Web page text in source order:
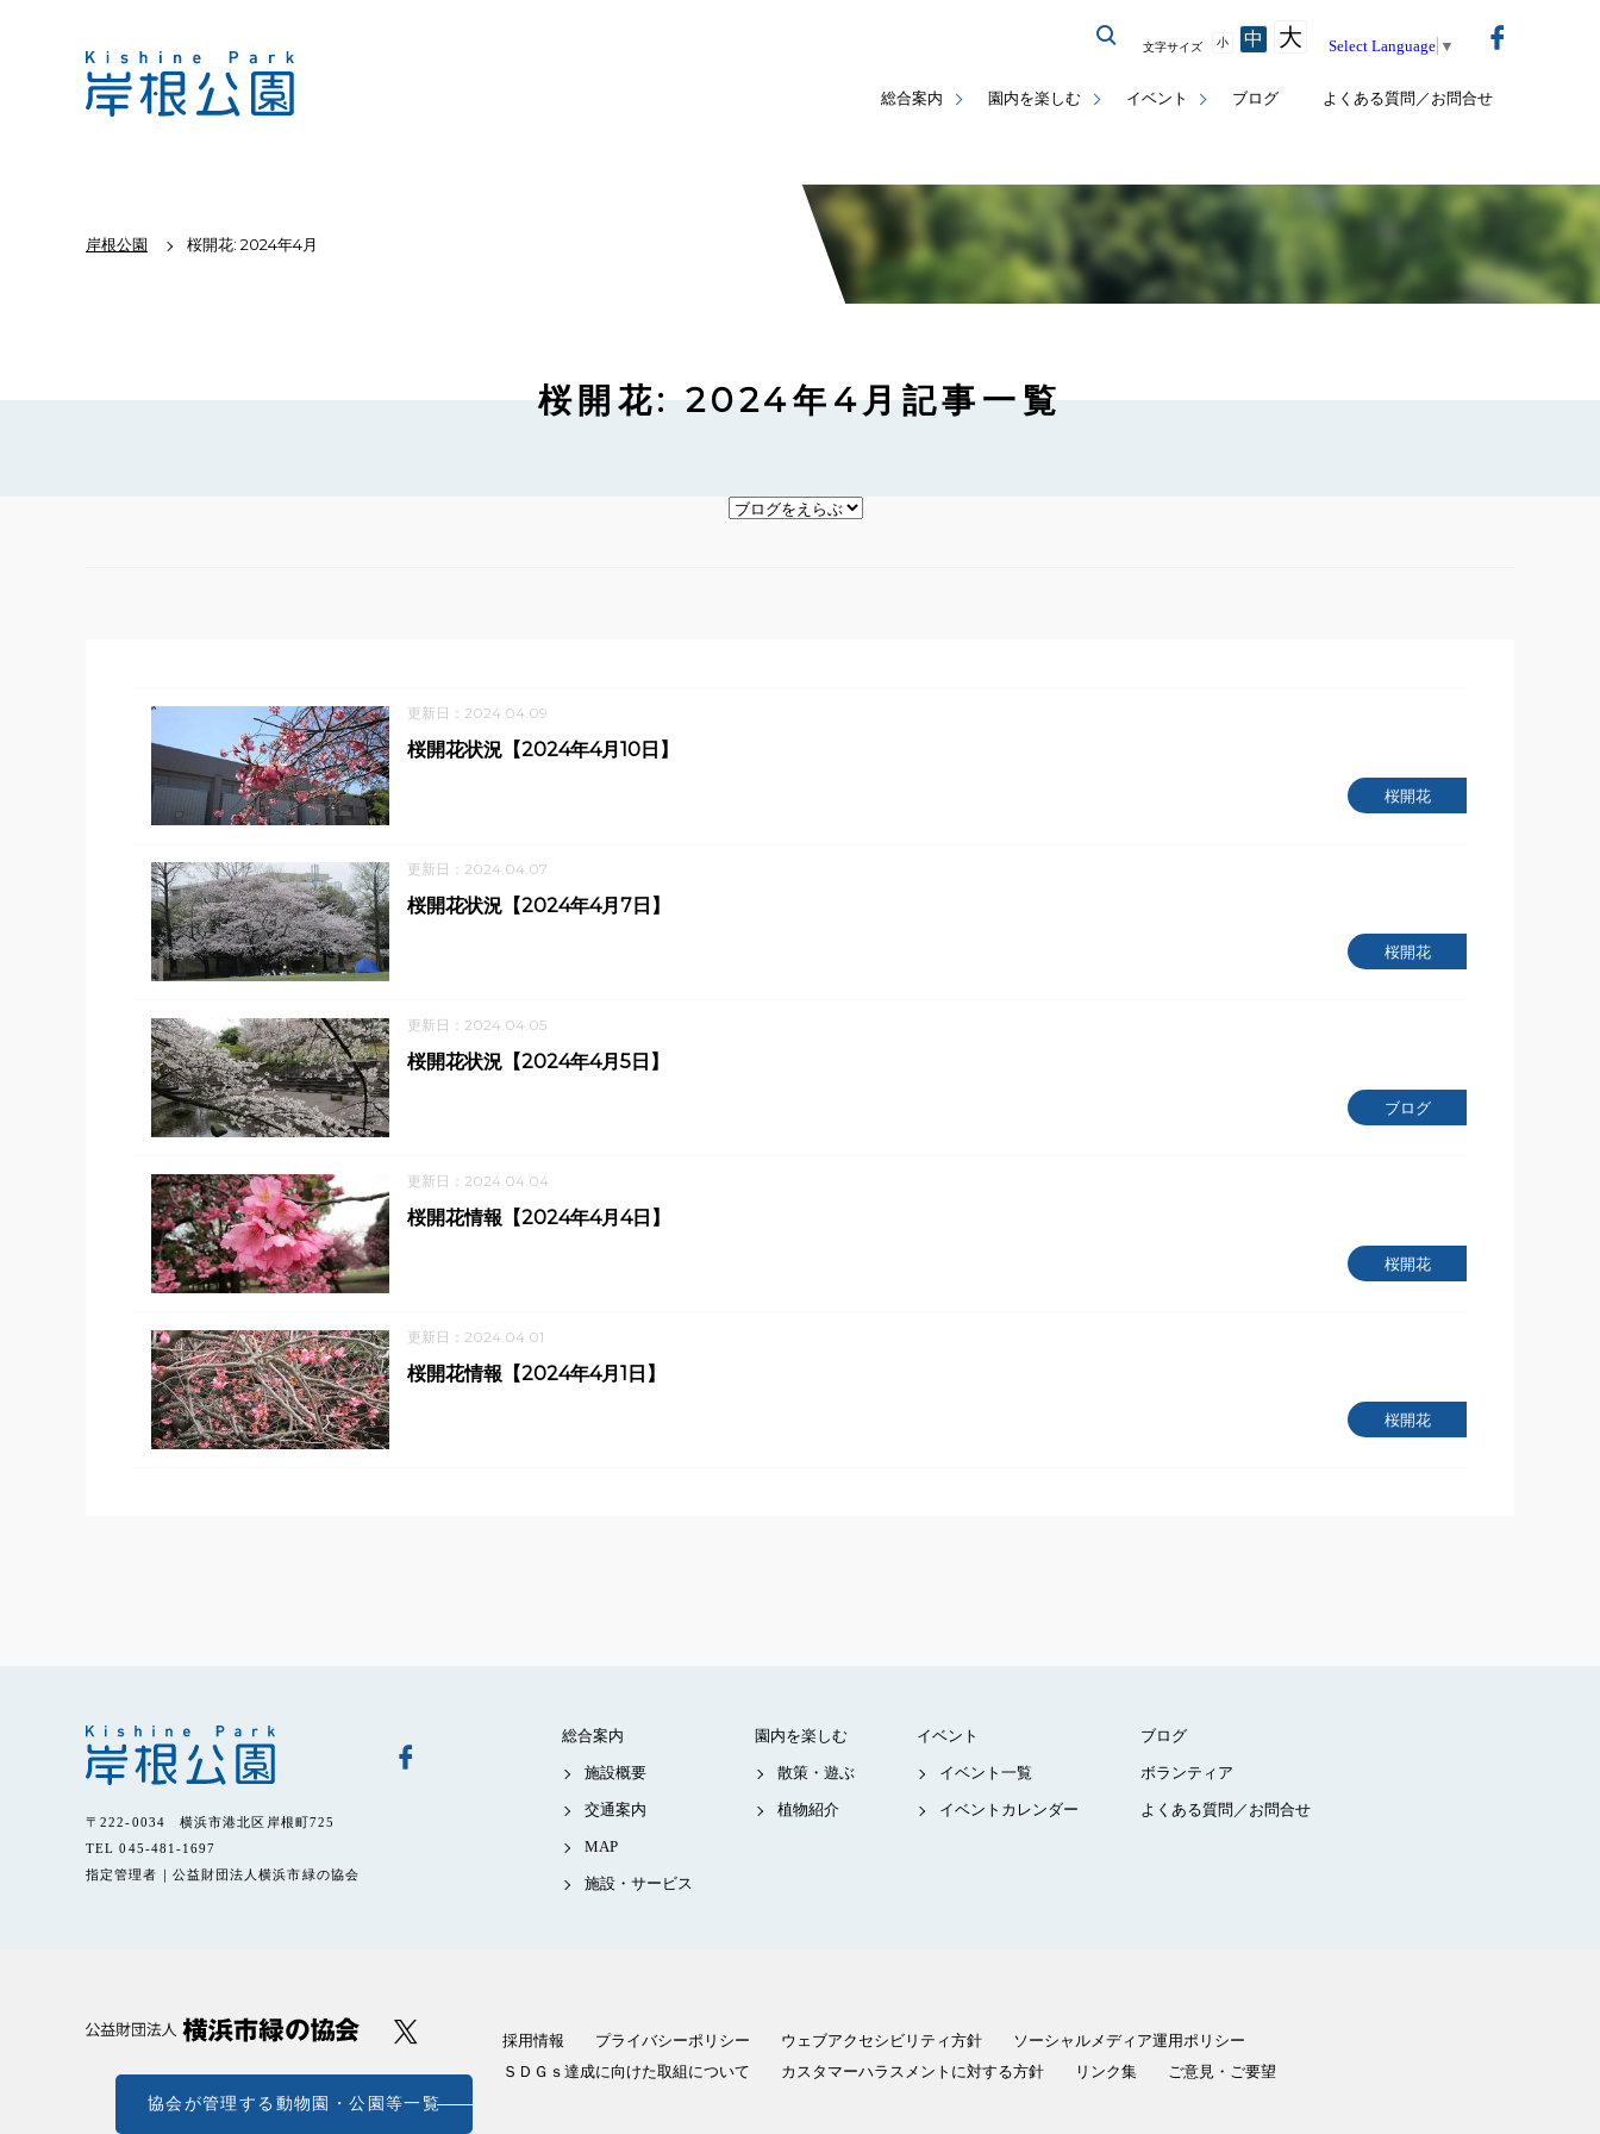
総合案内 園内を楽しむ イベント ブログ よくある質問／お問合せ
文字サイズ 小 中 大 Select Language ▼
岸根公園 桜開花: 2024年4月
桜開花: 2024年4月記事一覧
更新日：2024.04.09
桜開花
桜開花状況【2024年4月10日】
更新日：2024.04.07
桜開花
桜開花状況【2024年4月7日】
更新日：2024.04.05
ブログ
桜開花状況【2024年4月5日】
更新日：2024.04.04
桜開花
桜開花情報【2024年4月4日】
更新日：2024.04.01
桜開花
桜開花情報【2024年4月1日】
〒222-0034 横浜市港北区岸根町725
TEL 045-481-1697
指定管理者｜公益財団法人横浜市緑の協会
総合案内
施設概要
交通案内
MAP
施設・サービス
園内を楽しむ
散策・遊ぶ
植物紹介
イベント
イベント一覧
イベントカレンダー
ブログ
ボランティア
よくある質問／お問合せ
協会が管理する動物園・公園等一覧
採用情報 プライバシーポリシー ウェブアクセシビリティ方針
ソーシャルメディア運用ポリシー
ＳＤＧｓ達成に向けた取組について
カスタマーハラスメントに対する方針 リンク集 ご意見・ご要望